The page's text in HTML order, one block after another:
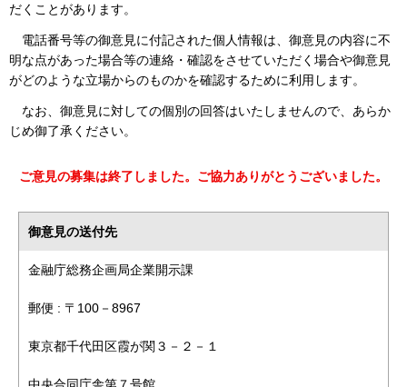
だくことがあります。
電話番号等の御意見に付記された個人情報は、御意見の内容に不
明な点があった場合等の連絡・確認をさせていただく場合や御意見
がどのような立場からのものかを確認するために利用します。
なお、御意見に対しての個別の回答はいたしませんので、あらか
じめ御了承ください。
ご意見の募集は終了しました。ご協力ありがとうございました。
御意見の送付先
金融庁総務企画局企業開示課
郵便 : 〒100－8967
東京都千代田区霞が関３－２－１
中央合同庁舎第７号館